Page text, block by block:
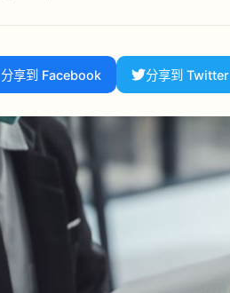
分享到 Facebook 分享到 Twitter